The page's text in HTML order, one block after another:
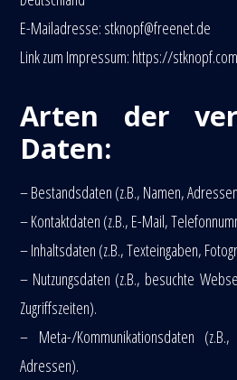
E-Mailadresse: stknopf@freenet.de
Link zum Impressum: https://
Arten der
Daten:
– Bestandsdaten (z.B., Namen,
– Kontaktdaten (z.B., E-Mail,
– Inhaltsdaten (z.B., Texteingaben,
– Nutzungsdaten (z.B., besuchte
Zugriffszeiten).
– Meta-/Kommunikationsdaten
Adressen).